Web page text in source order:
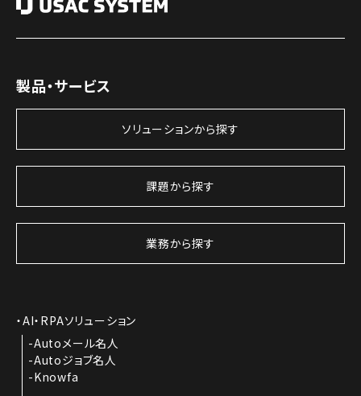
製品・サービス
ソリューションから探す
課題から探す
業務から探す
AI・RPAソリューション
Autoメール名人
Autoジョブ名人
Knowfa